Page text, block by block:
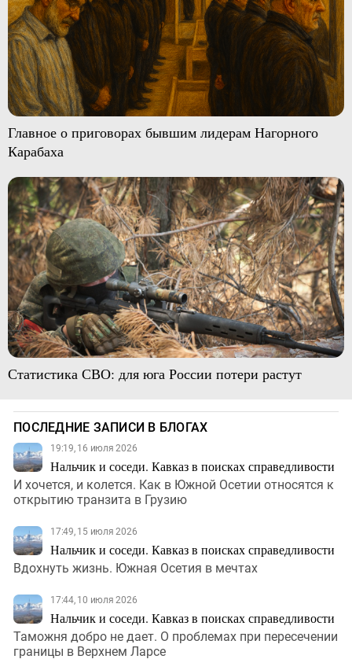
Главное о приговорах бывшим лидерам Нагорного
Карабаха
Статистика СВО: для юга России потери растут
ПОСЛЕДНИЕ ЗАПИСИ В БЛОГАХ
19:19, 16 июля 2026
Нальчик и соседи. Кавказ в поисках справедливости
И хочется, и колется. Как в Южной Осетии относятся к
открытию транзита в Грузию
17:49, 15 июля 2026
Нальчик и соседи. Кавказ в поисках справедливости
Вдохнуть жизнь. Южная Осетия в мечтах
17:44, 10 июля 2026
Нальчик и соседи. Кавказ в поисках справедливости
Таможня добро не дает. О проблемах при пересечении
границы в Верхнем Ларсе